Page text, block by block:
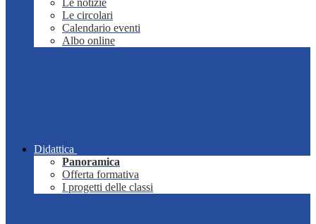
Le notizie
Le circolari
Calendario eventi
Albo online
Didattica
Panoramica
Offerta formativa
I progetti delle classi